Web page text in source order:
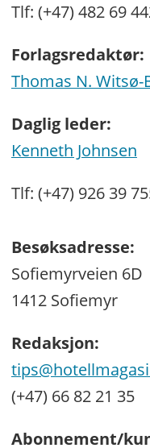
Tlf: (+47) 482 69
Forlagsredaktør:
Thomas N.
Daglig leder:
Kenneth Johnsen
Tlf: (+47) 926 39
Besøksadresse:
Sofiemyrveien 6D
1412 Sofiemyr
Redaksjon:
(+47) 66 82 21 35
Abonnement/